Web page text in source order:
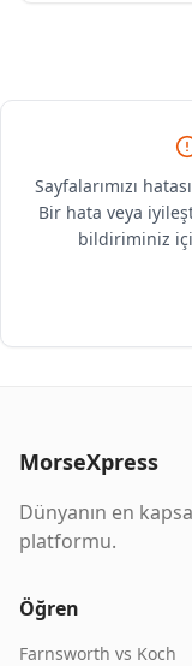
Sayfalarımızı
Bir hata veya
bildiriminiz
MorseXpress
Dünyanın en
platformu.
Öğren
Farnsworth vs Koch